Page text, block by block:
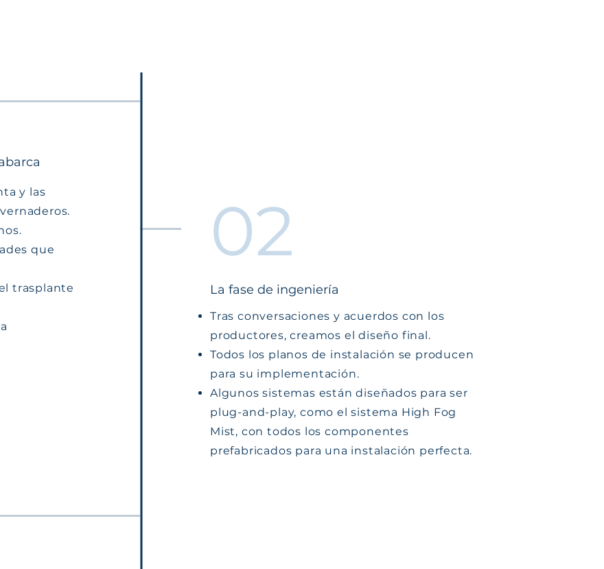
y las
que
trasplante
02
La fase de ingeniería
Tras conversaciones y acuerdos con los
productores, creamos el diseño final.
Todos los planos de instalación se producen
para su implementación.
Algunos sistemas están diseñados para ser
plug-and-play, como el sistema High Fog
Mist, con todos los componentes
prefabricados para una instalación perfecta.